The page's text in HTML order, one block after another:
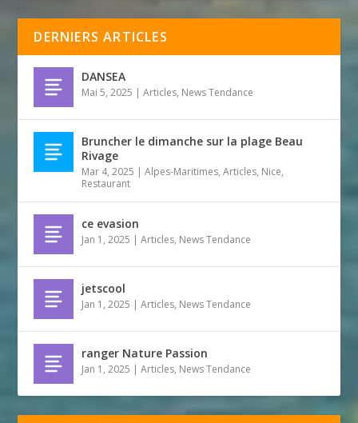
DERNIERS ARTICLES
DANSEA
Mai 5, 2025 |Articles, News Tendance
Bruncher le dimanche sur la plage Beau
Rivage
Mar 4, 2025 |Alpes-Maritimes,Articles, Nice,
Restaurant
ce evasion
Jan 1, 2025 |Articles, News Tendance
jetscool
Jan 1, 2025 |Articles, News Tendance
ranger Nature Passion
Jan 1, 2025 |Articles, News Tendance